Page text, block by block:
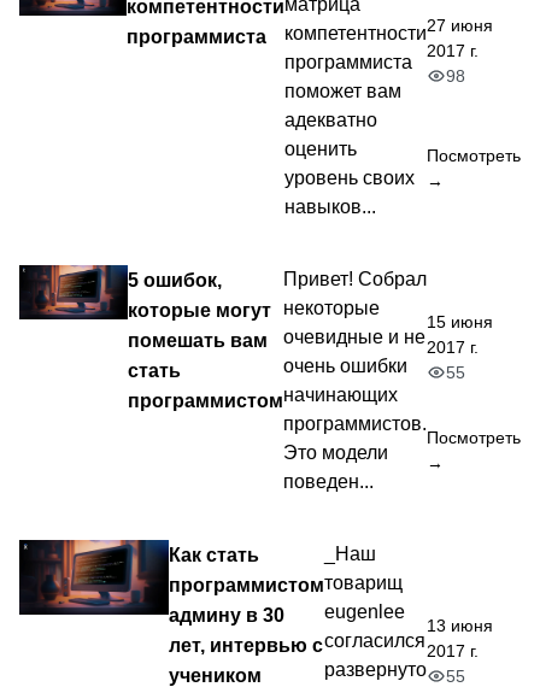
компетентности
программиста
матрица
компетентности
программиста
поможет вам
адекватно
оценить
уровень своих
навыков...
27 июня
2017 г.
98
Посмотреть
→
5 ошибок,
которые могут
помешать вам
стать
программистом
Привет! Собрал
некоторые
очевидные и не
очень ошибки
начинающих
программистов.
Это модели
поведен...
15 июня
2017 г.
55
Посмотреть
→
Как стать
программистом
админу в 30
лет, интервью с
учеником
_Наш
товарищ
eugenlee
согласился
развернуто
13 июня
2017 г.
55